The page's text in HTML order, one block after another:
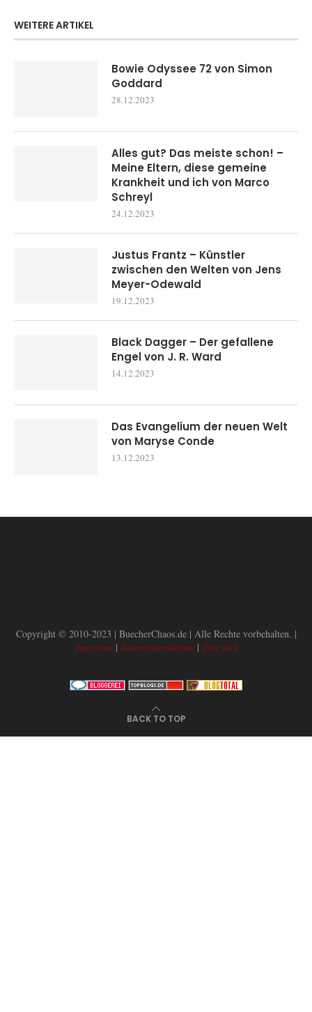
WEITERE ARTIKEL
Bowie Odyssee 72 von Simon
Goddard
28.12.2023
Alles gut? Das meiste schon! –
Meine Eltern, diese gemeine
Krankheit und ich von Marco
Schreyl
24.12.2023
Justus Frantz – Künstler
zwischen den Welten von Jens
Meyer-Odewald
19.12.2023
Black Dagger – Der gefallene
Engel von J. R. Ward
14.12.2023
Das Evangelium der neuen Welt
von Maryse Conde
13.12.2023
Copyright © 2010-2023 | BuecherChaos.de | Alle Rechte vorbehalten. |
Impressum | Datenschutzerklärung| Über mich
BACK TO TOP